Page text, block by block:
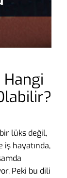
lüks değil,
hayatında,
Peki bu dili